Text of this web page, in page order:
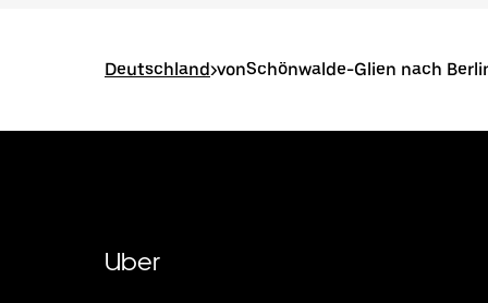
Deutschland>vonSchönwalde-Glien nach
Uber